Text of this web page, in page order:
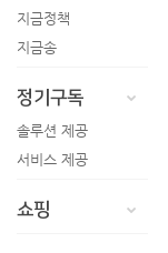
지금정책
지금송
정기구독
솔루션 제공
서비스 제공
쇼핑